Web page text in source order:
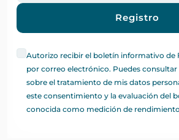
Registro
Autorizo recibir el boletín informativo de
por correo electrónico. Puedes
sobre el tratamiento de mis datos
este consentimiento y la evaluación del
conocida como medición de